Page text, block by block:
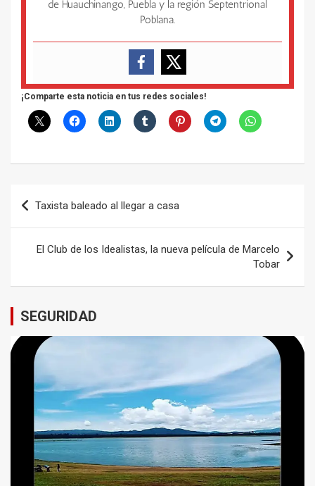
de Huauchinango, Puebla y la región Septentrional
Poblana.
¡Comparte esta noticia en tus redes sociales!
Navegación
de
entradas
Taxista baleado al llegar a casa
El Club de los Idealistas, la nueva película de Marcelo
Tobar
SEGURIDAD